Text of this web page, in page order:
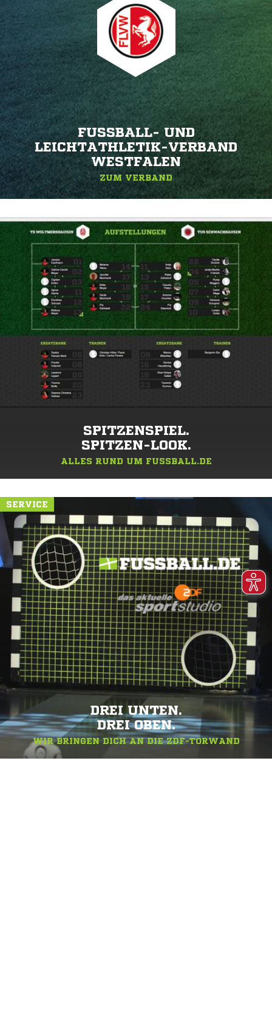
FUSSBALL- UND L
EICHTATHLETIK-VERBAND W
ESTFALEN
ZUM VERBAND
SPITZENSPIEL.
SPITZEN-LOOK.
ALLES RUND UM FUSSBALL.DE
SERVICE
DREI UNTEN.
DREI OBEN.
WIR BRINGEN DICH AN DIE ZDF-TORWAND